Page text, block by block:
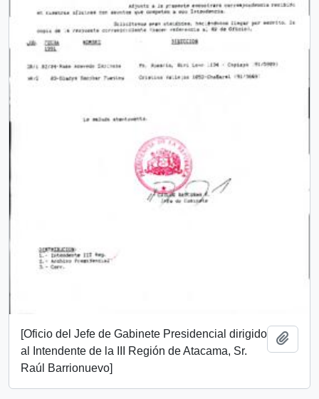
[Oficio del Jefe de Gabinete Presidencial dirigido
al Intendente de la III Región de Atacama, Sr.
Raúl Barrionuevo]